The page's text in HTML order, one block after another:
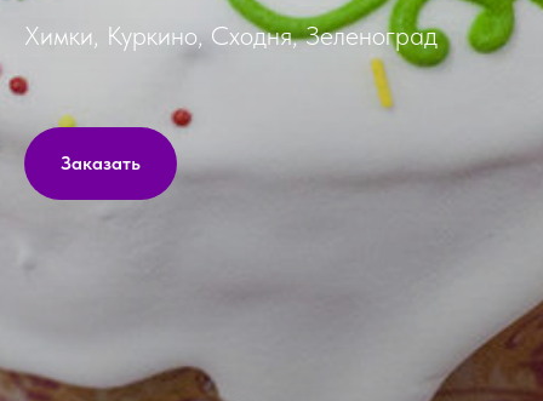
Химки, Куркино, Сходня, Зеленоград
Заказать